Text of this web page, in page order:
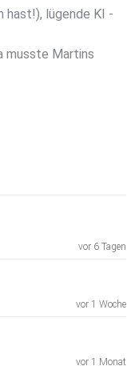
hast!), lügende KI -
musste Martins
vor 6 Tagen
vor 1 Woche
vor 1 Monat